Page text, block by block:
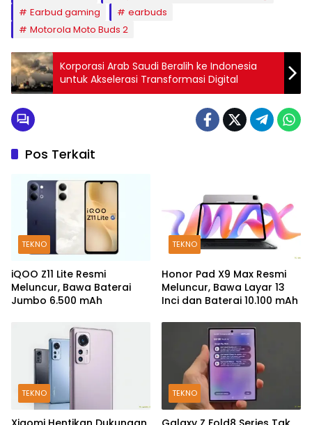
Earbud gaming
earbuds
Motorola Moto Buds 2
Korporasi Arab Saudi Beralih ke Indonesia
untuk Akselerasi Transformasi Digital
Pos Terkait
TEKNO
iQOO Z11 Lite Resmi
Meluncur, Bawa Baterai
Jumbo 6.500 mAh
TEKNO
Honor Pad X9 Max Resmi
Meluncur, Bawa Layar 13
Inci dan Baterai 10.100 mAh
TEKNO TEKNO